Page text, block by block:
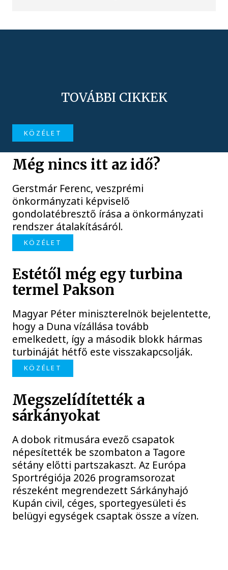
TOVÁBBI CIKKEK
KÖZÉLET
Még nincs itt az idő?
Gerstmár Ferenc, veszprémi
önkormányzati képviselő
gondolatébresztő írása a önkormányzati
rendszer átalakításáról.
KÖZÉLET
Estétől még egy turbina
termel Pakson
Magyar Péter miniszterelnök bejelentette,
hogy a Duna vízállása tovább
emelkedett, így a második blokk hármas
turbináját hétfő este visszakapcsolják.
KÖZÉLET
Megszelídítették a
sárkányokat
A dobok ritmusára evező csapatok
népesítették be szombaton a Tagore
sétány előtti partszakaszt. Az Európa
Sportrégiója 2026 programsorozat
részeként megrendezett Sárkányhajó
Kupán civil, céges, sportegyesületi és
belügyi egységek csaptak össze a vízen.